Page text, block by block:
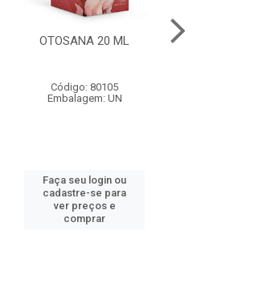
OTOSANA 20 ML
Código: 80105
Embalagem: UN
Faça seu login ou
cadastre-se para
ver preços e
comprar